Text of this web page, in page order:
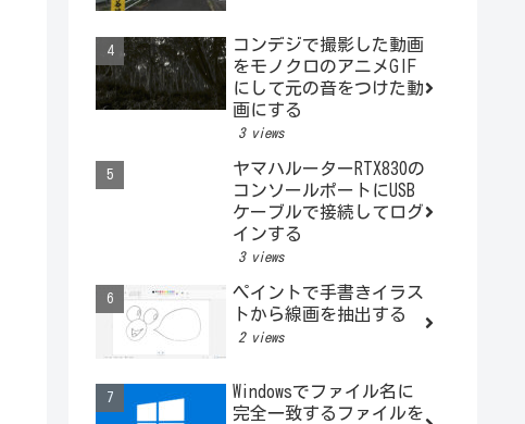
コンデジで撮影した動画
をモノクロのアニメGIF
にして元の音をつけた動
画にする
3 views
ヤマハルーターRTX830の
コンソールポートにUSB
ケーブルで接続してログ
インする
3 views
ペイントで手書きイラス
トから線画を抽出する
2 views
Windowsでファイル名に
完全一致するファイルを